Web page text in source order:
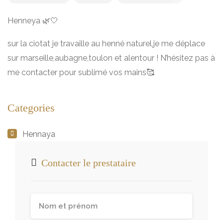
Henneya 🌿🤍
sur la ciotat je travaille au henné naturel,je me déplace
sur marseille,aubagne,toulon et alentour ! N’hésitez pas à
me contacter pour sublimé vos mains🥰
Categories
Hennaya
Contacter le prestataire